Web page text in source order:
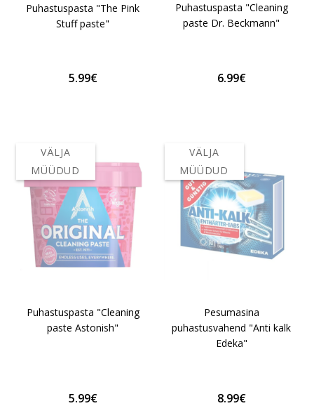
Puhastuspasta "The Pink
Stuff paste"
5.99€
Puhastuspasta "Cleaning
paste Dr. Beckmann"
6.99€
VÄLJA
MÜÜDUD
Puhastuspasta "Cleaning
paste Astonish"
5.99€
VÄLJA
MÜÜDUD
Pesumasina
puhastusvahend "Anti kalk
Edeka"
8.99€